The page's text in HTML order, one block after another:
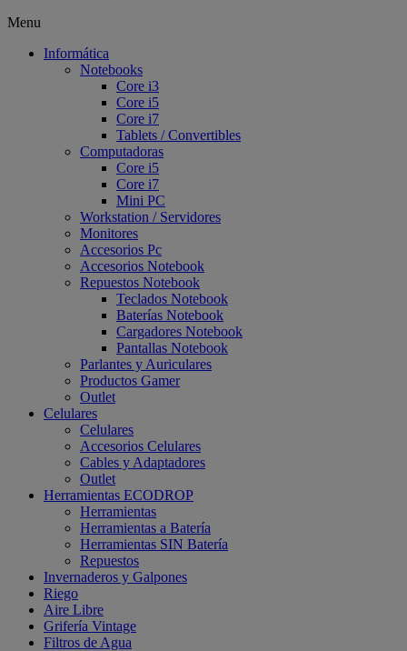
Menu
Informática
Notebooks
Core i3
Core i5
Core i7
Tablets / Convertibles
Computadoras
Core i5
Core i7
Mini PC
Workstation / Servidores
Monitores
Accesorios Pc
Accesorios Notebook
Repuestos Notebook
Teclados Notebook
Baterías Notebook
Cargadores Notebook
Pantallas Notebook
Parlantes y Auriculares
Productos Gamer
Outlet
Celulares
Celulares
Accesorios Celulares
Cables y Adaptadores
Outlet
Herramientas ECODROP
Herramientas
Herramientas a Batería
Herramientas SIN Batería
Repuestos
Invernaderos y Galpones
Riego
Aire Libre
Grifería Vintage
Filtros de Agua